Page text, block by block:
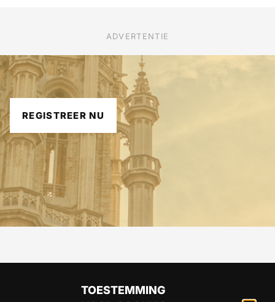
TOESTEMMING
ADVERTENTIE
REGISTREER NU